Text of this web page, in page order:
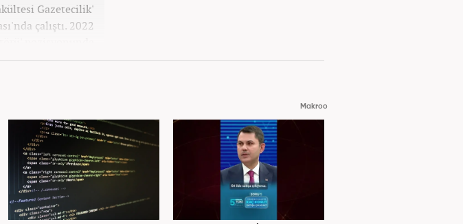
Gazetecilik'
çalıştı. 2022
pozisyonunda
Gündem Editörü
Makroo